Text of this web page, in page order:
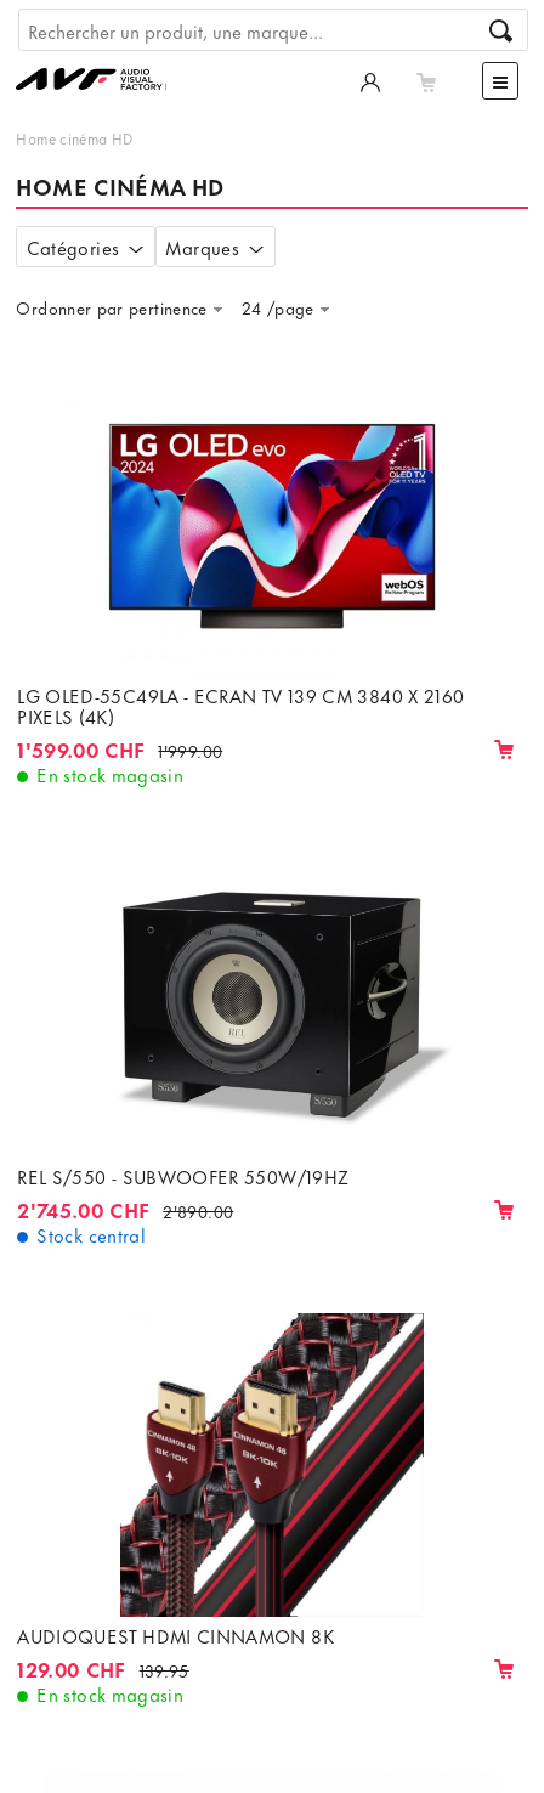
Home cinéma HD
HOME CINÉMA HD
Catégories Marques
Ordonner par pertinence 24 /page
LG OLED-55C49LA - ECRAN TV 139 CM 3840 X 2160
PIXELS (4K)
1'599.00 CHF 1'999.00
En stock magasin
REL S/550 - SUBWOOFER 550W/19HZ
2'745.00 CHF 2'890.00
Stock central
AUDIOQUEST HDMI CINNAMON 8K
129.00 CHF 139.95
En stock magasin